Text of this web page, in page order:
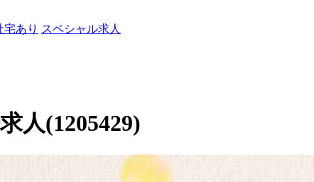
宅あり スペシャル求人
人(1205429)